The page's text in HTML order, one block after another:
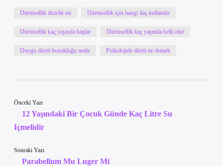
Dürtüsellik düzelir mi Dürtüsellik için hangi ilaç kullanılır
Dürtüsellik kaç yaşında başlar Dürtüsellik kaç yaşında belli olur
Duygu dürtü bozukluğu nedir Psikolojide dürtü ne demek
Önceki Yazı
12 Yaşındaki Bir Çocuk Günde Kaç Litre Su
Içmelidir
Sonraki Yazı
Parabellum Mu Luger Mi